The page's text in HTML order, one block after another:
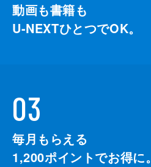
動画も書籍も
U-NEXTひとつでOK。
03
毎月もらえる
1,200ポイントでお得に。